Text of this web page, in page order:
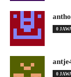
0
0